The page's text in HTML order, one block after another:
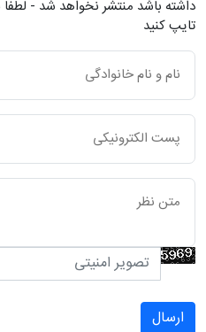
داشته باشد منتشر نخواهد شد -
تایپ کنید
ارسال